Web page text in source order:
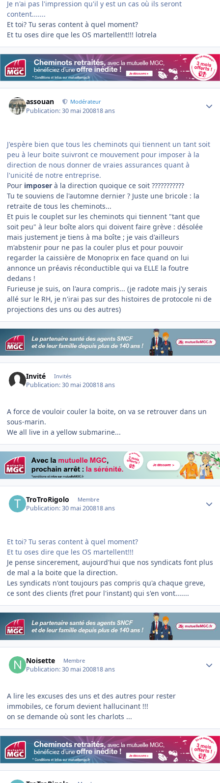
Je n'ai pas l'impression qu'il y est un cas où ils seront
content.......
Et toi? Tu seras content à quel moment?
Et tu oses dire que les OS martellent!!! lotrela
assouan Modérateur
Publication:30 mai 200818 ans
J'espère bien que tous les cheminots qui tiennent un tant soit
peu à leur boite suivront ce mouvement pour imposer à la
direction de nous donner de vraies assurances quant à
l'unicité de notre entreprise.
Pour imposer à la direction quoique ce soit ???????????
Tu te souviens de l'automne dernier ? Juste une bricole : la
retraite de tous les cheminots...
Et puis le couplet sur les cheminots qui tiennent "tant que
soit peu" à leur boîte alors qui doivent faire grève : désolée
mais justement je tiens à ma boîte ; je vais d'ailleurs
m'abstenir pour ne pas la couler plus et pour pouvoir
regarder la caissière de Monoprix en face quand on lui
annonce un préavis réconductible qui va ELLE la foutre
dedans !
Furieuse je suis, on l'aura compris... (je radote mais j'y serais
allé sur le RH, je n'irai pas sur des histoires de protocole ni de
projections des uns ou des autres)
Invité Invités
Publication:30 mai 200818 ans
A force de vouloir couler la boite, on va se retrouver dans un
sous-marin.
We all live in a yellow submarine...
TroTroRigolo Membre
Publication:30 mai 200818 ans
Et toi? Tu seras content à quel moment?
Et tu oses dire que les OS martellent!!!
Je pense sincerement, aujourd'hui que nos syndicats font plus
de mal a la boite que la direction.
Les syndicats n'ont toujours pas compris qu'a chaque greve,
ce sont des clients (fret pour l'instant) qui s'en vont.......
Noisette Membre
Publication:30 mai 200818 ans
A lire les excuses des uns et des autres pour rester
immobiles, ce forum devient hallucinant !!!
on se demande où sont les charlots ...